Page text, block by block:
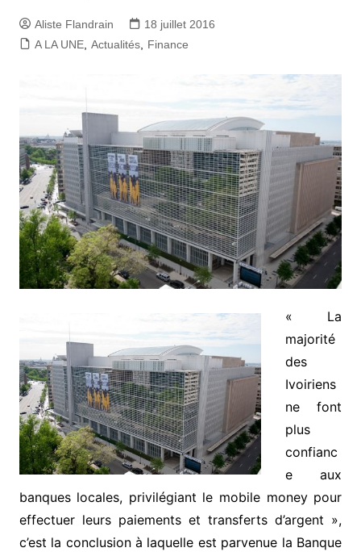
Aliste Flandrain
18 juillet 2016
A LA UNE, Actualités, Finance
« La
majorité
des
Ivoiriens
ne font
plus
confianc
e aux
banques locales, privilégiant le mobile money pour
effectuer leurs paiements et transferts d’argent »,
c’est la conclusion à laquelle est parvenue la Banque